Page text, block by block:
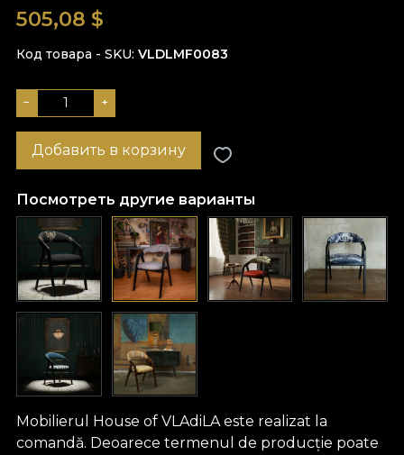
505,08 $
Код товара - SKU VLDLMF0083
− +
Добавить в корзину
Посмотреть другие варианты
Mobilierul House of VLAdiLA este realizat la
comandă. Deoarece termenul de producție poate